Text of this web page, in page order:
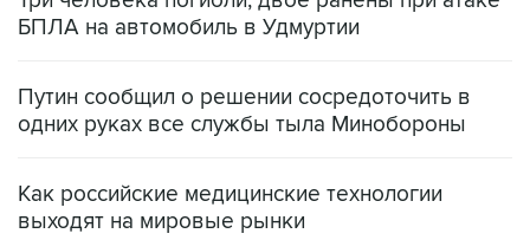
БПЛА на автомобиль в Удмуртии
Путин сообщил о решении сосредоточить в
одних руках все службы тыла Минобороны
Как российские медицинские технологии
выходят на мировые рынки